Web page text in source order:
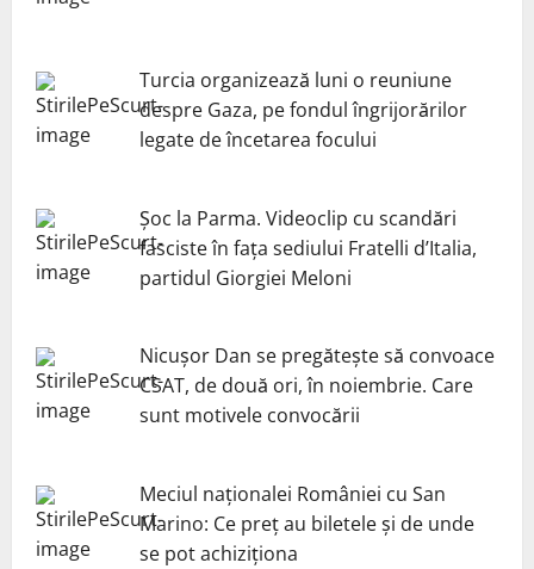
Turcia organizează luni o reuniune
despre Gaza, pe fondul îngrijorărilor
legate de încetarea focului
Șoc la Parma. Videoclip cu scandări
fasciste în fața sediului Fratelli d’Italia,
partidul Giorgiei Meloni
Nicuşor Dan se pregăteşte să convoace
CSAT, de două ori, în noiembrie. Care
sunt motivele convocării
Meciul naționalei României cu San
Marino: Ce preț au biletele și de unde
se pot achiziționa